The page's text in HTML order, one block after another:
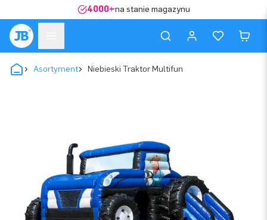
4000+na stanie magazynu
Asortyment Niebieski Traktor Multifun